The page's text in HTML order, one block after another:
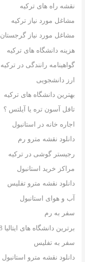
نقشه راه های ترکیه
مشاغل مورد نیاز ترکیه
مشاغل مورد نیاز گرجستان
هزینه دانشگاه های ترکیه
گواهینامه رانندگی در ترکیه
ارز دانشجویی
بهترین دانشگاه های ترکیه
تافل آسون تره یا آیلتس ؟
اجاره خانه در استانبول
دانلود نقشه مترو رم
رجیستر گوشی در ترکیه
مراکز خرید استانبول
دانلود نقشه مترو تفلیس
آب و هوای استانبول
سفر به رم
برترین دانشگاه های ایتالیا 2018
سفر به تفلیس
دانلود نقشه مترو استانبول